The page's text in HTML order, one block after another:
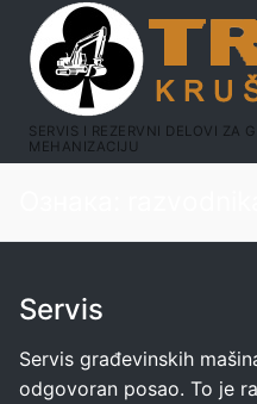
SERVIS I REZERVNI DELOVI ZA
MEHANIZACIJU
Servis
Servis građevinskih
odgovoran posao. To je